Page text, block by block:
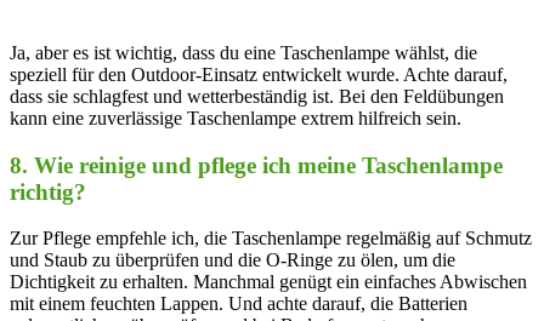
Ja,⁣ aber es ist​ wichtig,‍ dass du eine Taschenlampe wählst, die‌
speziell für den‍ Outdoor-Einsatz entwickelt wurde. ‌Achte darauf,
dass sie schlagfest und wetterbeständig⁣ ist. Bei den‍ Feldübungen
kann eine zuverlässige Taschenlampe ⁤extrem hilfreich‌ sein.
8. Wie reinige und pflege ich meine Taschenlampe
richtig?
Zur Pflege ⁣empfehle ich, die ⁣Taschenlampe regelmäßig ⁣auf Schmutz
und Staub‍ zu überprüfen und​ die O-Ringe zu ölen,‌ um die‌
Dichtigkeit ‌zu erhalten. Manchmal genügt ein ‌einfaches Abwischen
mit einem feuchten Lappen. Und achte darauf, die Batterien